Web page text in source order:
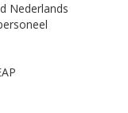
Nederlands